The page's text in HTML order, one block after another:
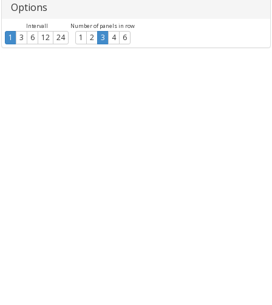
Options
Intervall
1 3 6 12 24
Number of panels in row
1 2 3 4 6